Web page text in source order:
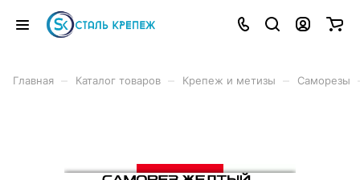
Главная Каталог товаров Крепеж и метизы Саморезы